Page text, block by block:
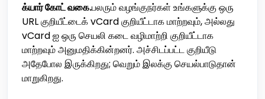
க்யார் கோட் வகை.பலரும் வழங்குநர்கள் உங்களுக்கு ஒரு
URL குறியீட்டைக் vCard குறியீட்டாக மாற்றவும், அல்லது
vCard ஐ ஒரு செயலி கடை வழிமாற்றி குறியீட்டாக
மாற்றவும் அனுமதிக்கின்றனர். அச்சிடப்பட்ட குறியீடு
அதேபோல இருக்கிறது; வெறும் இலக்கு செயல்பாடுதான்
மாறுகிறது.